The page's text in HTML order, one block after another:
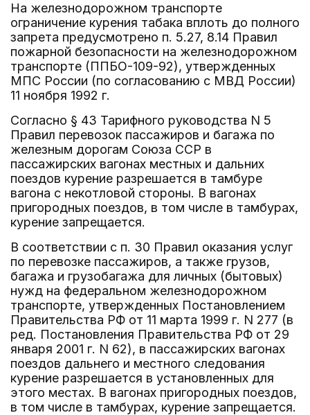
На железнодорожном транспорте
ограничение курения табака вплоть до полного
запрета предусмотрено п. 5.27, 8.14 Правил
пожарной безопасности на железнодорожном
транспорте (ППБО-109-92), утвержденных
МПС России (по согласованию с МВД России)
11 ноября 1992 г.
Согласно § 43 Тарифного руководства N 5
Правил перевозок пассажиров и багажа по
железным дорогам Союза ССР в
пассажирских вагонах местных и дальних
поездов курение разрешается в тамбуре
вагона с некотловой стороны. В вагонах
пригородных поездов, в том числе в тамбурах,
курение запрещается.
В соответствии с п. 30 Правил оказания услуг
по перевозке пассажиров, а также грузов,
багажа и грузобагажа для личных (бытовых)
нужд на федеральном железнодорожном
транспорте, утвержденных Постановлением
Правительства РФ от 11 марта 1999 г. N 277 (в
ред. Постановления Правительства РФ от 29
января 2001 г. N 62), в пассажирских вагонах
поездов дальнего и местного следования
курение разрешается в установленных для
этого местах. В вагонах пригородных поездов,
в том числе в тамбурах, курение запрещается.